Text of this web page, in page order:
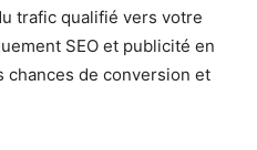
trafic qualifié vers votre
SEO et publicité en
chances de conversion et